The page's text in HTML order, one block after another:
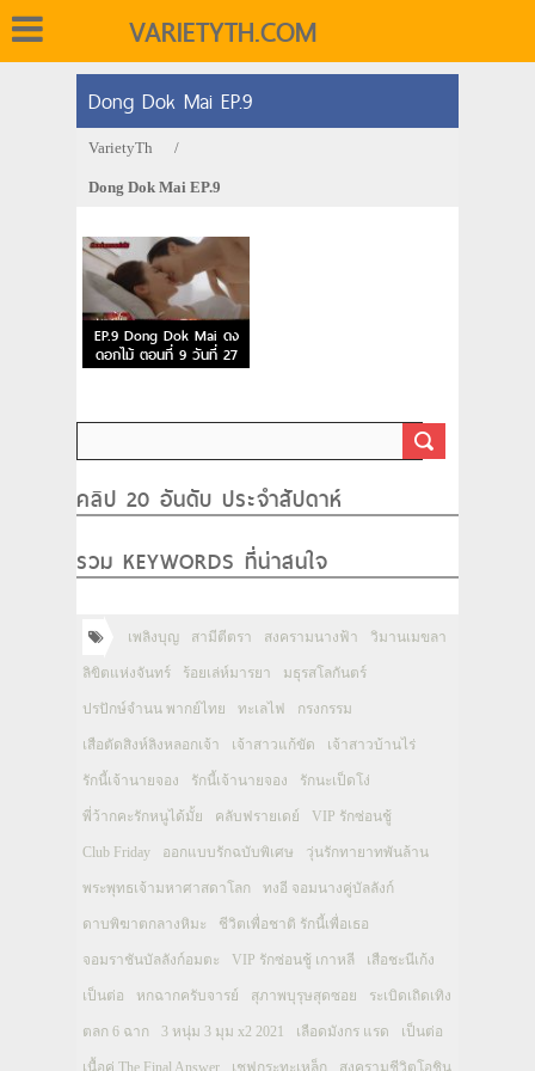
VARIETYTH.COM
Dong Dok Mai EP.9
VarietyTh /
Dong Dok Mai EP.9
EP.9 Dong Dok Mai ดง
ดอกไม้ ตอนที่ 9 วันที่ 27
ธ.ค.65
คลิป 20 อันดับ ประจำสัปดาห์
รวม KEYWORDS ที่น่าสนใจ
เพลิงบุญ สามีตีตรา สงครามนางฟ้า วิมานเมขลา
ลิขิตแห่งจันทร์ ร้อยเล่ห์มารยา มธุรสโลกันตร์
ปรปักษ์จำนน พากย์ไทย ทะเลไฟ กรงกรรม
เสือตัดสิงห์ลิงหลอกเจ้า เจ้าสาวแก้ขัด เจ้าสาวบ้านไร่
รักนี้เจ้านายจอง รักนี้เจ้านายจอง รักนะเป็ดโง่
พี่ว้ากคะรักหนูได้มั้ย คลับฟรายเดย์ VIP รักซ่อนชู้
Club Friday ออกแบบรักฉบับพิเศษ วุ่นรักทายาทพันล้าน
พระพุทธเจ้ามหาศาสดาโลก ทงอี จอมนางคู่บัลลังก์
ดาบพิฆาตกลางหิมะ ชีวิตเพื่อชาติ รักนี้เพื่อเธอ
จอมราชันบัลลังก์อมตะ VIP รักซ่อนชู้ เกาหลี เสือชะนีเก้ง
เป็นต่อ หกฉากครับจารย์ สุภาพบุรุษสุดซอย ระเบิดเถิดเทิง
ตลก 6 ฉาก 3 หนุ่ม 3 มุม x2 2021 เลือดมังกร แรด เป็นต่อ
เนื้อคู่ The Final Answer เชฟกระทะเหล็ก สงครามชีวิตโอชิน